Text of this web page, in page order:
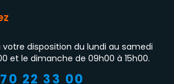
disposition du lundi au samedi
et le dimanche de 09h00 à 15h00.
70 22 33 00